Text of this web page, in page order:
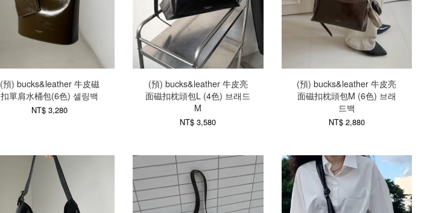
(預) bucks&leather 牛皮磁
扣單肩水桶包(6色) 셀링백
NT$ 3,280
(預) bucks&leather 牛皮亮
面磁扣枕頭包L (4色) 브래드
M
NT$ 3,580
(預) bucks&leather 牛皮亮
面磁扣枕頭包M (6色) 브래
드백
NT$ 2,880